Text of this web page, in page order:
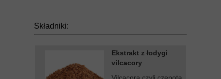
Składniki:
Ekstrakt z łodygi
vilcacory